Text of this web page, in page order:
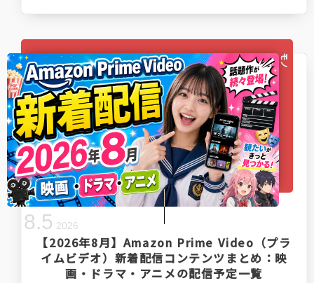
モノ
【2026年8月】Amazon Prime Video（プラ
イムビデオ）新着配信コンテンツまとめ：映
画・ドラマ・アニメの配信予定一覧
8.5 2026